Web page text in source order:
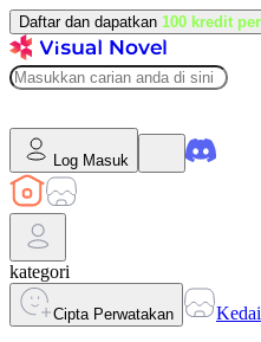
Daftar dan dapatkan 100 kredit
Log Masuk
kategori
Cipta Perwatakan
Kedai